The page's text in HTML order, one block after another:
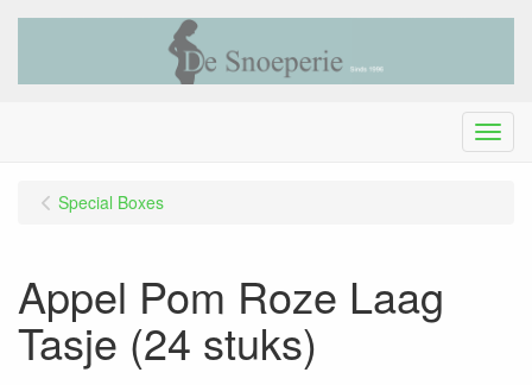
Menu
Special Boxes
Appel Pom Roze Laag
Tasje (24 stuks)